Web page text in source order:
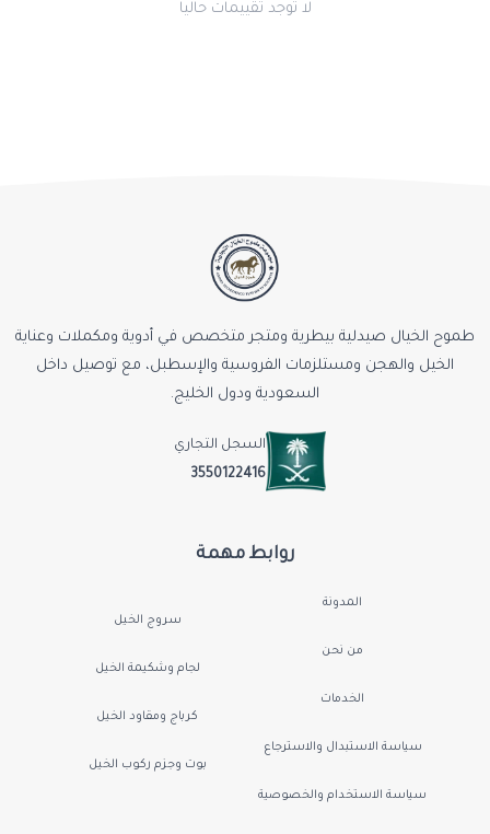
لا توجد تقييمات حاليا
روابط مهمة
المدونة
من نحن
الخدمات
سياسة الاستبدال والاسترجاع
سياسة الاستخدام والخصوصية
سروج الخيل
لجام وشكيمة الخيل
كرباج ومقاود الخيل
بوت وجزم ركوب الخيل
طموح الخيال صيدلية بيطرية ومتجر متخصص في أدوية ومكملات وعناية
الخيل والهجن ومستلزمات الفروسية والإسطبل، مع توصيل داخل
السعودية ودول الخليج.
السجل التجاري
3550122416